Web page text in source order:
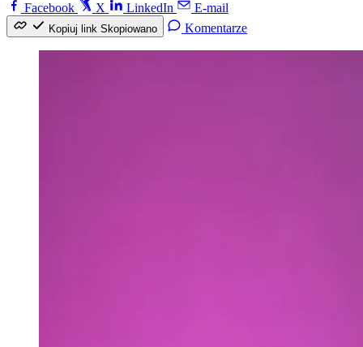
Facebook
X LinkedIn E-mail
Kopiuj link Skopiowano Komentarze